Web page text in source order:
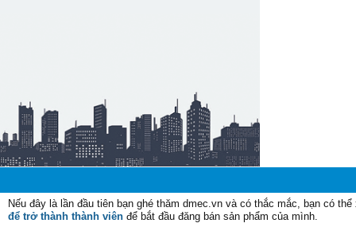
Nếu đây là lần đầu tiên bạn ghé thăm dmec.vn và có thắc mắc, bạn có
để trở thành thành viên để bắt đầu đăng bán sản phẩm của mình.